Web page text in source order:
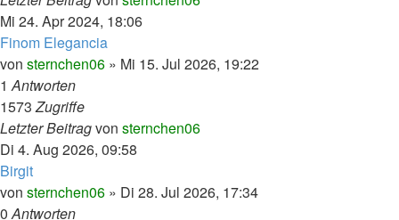
Mi 24. Apr 2024, 18:06
Finom Elegancia
von sternchen06 » Mi 15. Jul 2026, 19:22
1Antworten
1573Zugriffe
Letzter Beitragvon sternchen06
Di 4. Aug 2026, 09:58
Birgit
von sternchen06 » Di 28. Jul 2026, 17:34
0Antworten